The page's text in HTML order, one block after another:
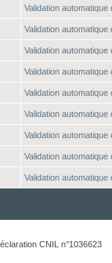
Validation
Validation
Validation
Validation
Validation
Validation
Validation
Validation
Validation
CNIL n°1036623